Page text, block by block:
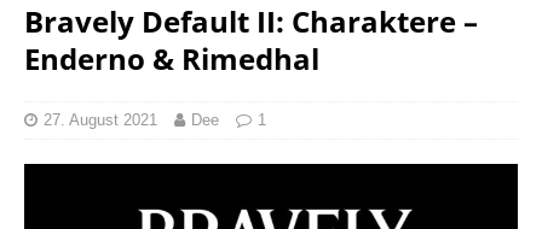
Bravely Default II: Charaktere –
Enderno & Rimedhal
27. August 2021 Dee 1